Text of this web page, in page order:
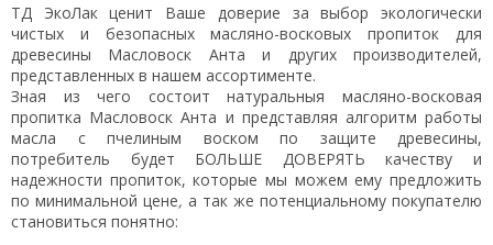
ТД ЭкоЛак ценит Ваше доверие за выбор экологически
чистых и безопасных масляно-восковых пропиток для
древесины Масловоск Анта и других производителей,
представленных в нашем ассортименте.
Зная из чего состоит натуральныя масляно-восковая
пропитка Масловоск Анта и представляя алгоритм работы
масла с пчелиным воском по защите древесины,
потребитель будет БОЛЬШЕ ДОВЕРЯТЬ качеству и
надежности пропиток, которые мы можем ему предложить
по минимальной цене, а так же потенциальному покупателю
становиться понятно: